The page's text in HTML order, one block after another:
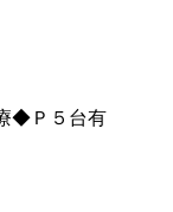
◆Ｐ５台有